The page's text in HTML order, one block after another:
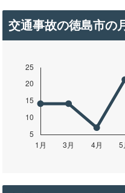
交通事故の徳島市の